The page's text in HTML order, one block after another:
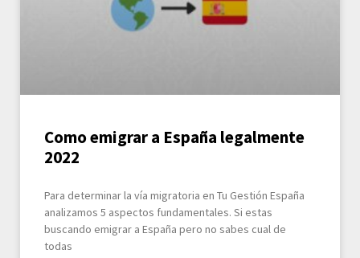
Como emigrar a España legalmente
2022
Para determinar la vía migratoria en Tu Gestión España
analizamos 5 aspectos fundamentales. Si estas
buscando emigrar a España pero no sabes cual de
todas